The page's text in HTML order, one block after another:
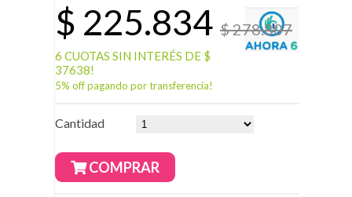
$ 225.834 $ 278.807
6 CUOTAS SIN INTERÉS DE $
37638!
5% off pagando por transferencia!
Cantidad
COMPRAR